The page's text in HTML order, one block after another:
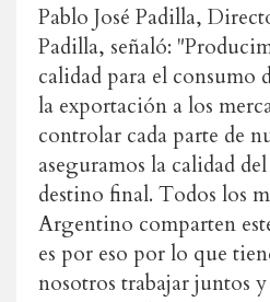
Pablo José Padilla,
Padilla, señaló:
calidad para el consumo
la exportación a los
controlar cada parte de
aseguramos la calidad
destino final. Todos los
Argentino comparten
es por eso por lo que
nosotros trabajar juntos